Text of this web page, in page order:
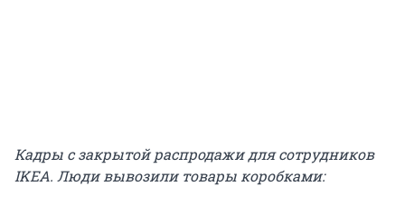
Кадры с закрытой распродажи для сотрудников
IKEA. Люди вывозили товары коробками: